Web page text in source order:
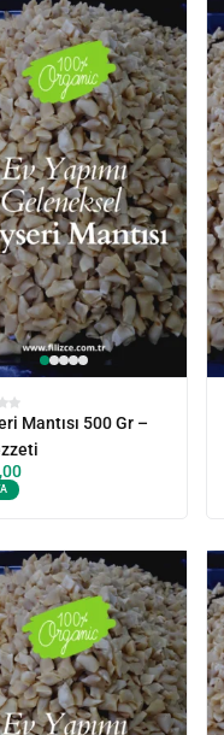
Mantısı 500 Gr –